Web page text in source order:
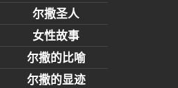
尔撒圣人
女性故事
尔撒的比喻
尔撒的显迹